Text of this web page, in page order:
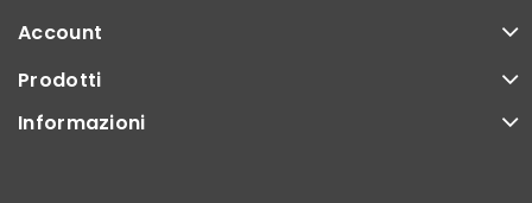
Account
Prodotti
Informazioni